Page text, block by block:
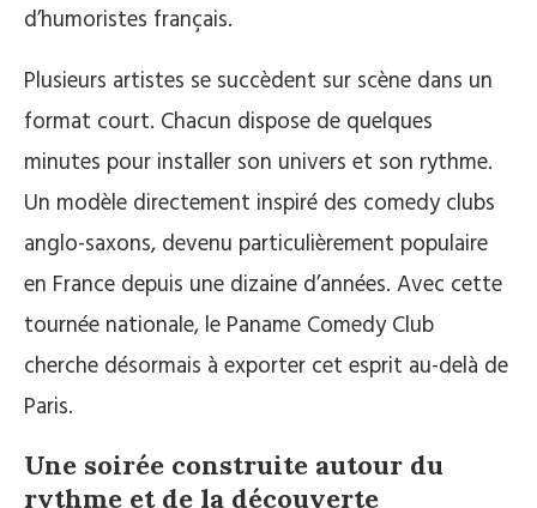
d’humoristes français.
Plusieurs artistes se succèdent sur scène dans un
format court. Chacun dispose de quelques
minutes pour installer son univers et son rythme.
Un modèle directement inspiré des comedy clubs
anglo-saxons, devenu particulièrement populaire
en France depuis une dizaine d’années. Avec cette
tournée nationale, le Paname Comedy Club
cherche désormais à exporter cet esprit au-delà de
Paris.
Une soirée construite autour du
rythme et de la découverte